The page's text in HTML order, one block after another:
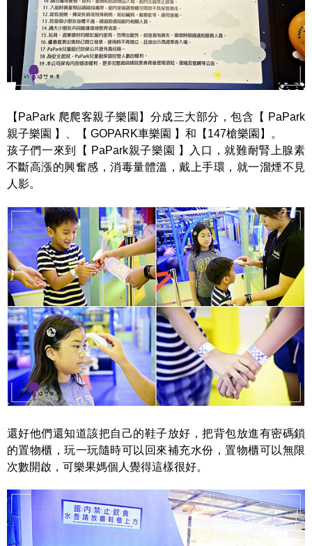
【PaPark 爬爬客親子樂園】分成三大部分，包含【 PaPark
親子樂園 】、【 GOPARK車樂園 】和【147槍樂園】。
孩子們一來到【 PaPark親子樂園 】入口，就難耐腎上腺素
不斷高漲的興奮感，消毒量體溫，戴上手環，就一溜煙不見
人影。
還好他們還知道該把自己的鞋子放好，把背包放進有密碼鎖
的置物櫃，玩一玩隨時可以回來補充水份，置物櫃可以無限
次數開啟，可樂果媽個人覺得這樣很好。